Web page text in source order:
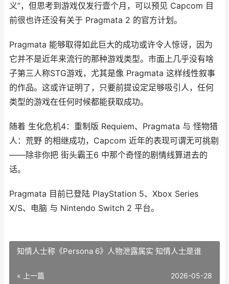
义”，但思考到游戏仅发行壹个月，可以预见 Capcom 目
前很也许还没有关于 Pragmata 2 的官方计划。
Pragmata 能够取得如此巨大的成功或许令人惊讶，因为
它并不是近年来流行的那种游戏类型。市面上几乎没有啥
子第三人称STG游戏，尤其是像 Pragmata 这样线性叙事
的作品。这或许证明了，只要前提设定足够吸引人，任何
类型的游戏在任何时候都能获取成功。
随着 生化危机4：重制版 Requiem、Pragmata 与 怪物猎
人：荒野 的相继成功，Capcom 近年的表现可谓无可挑剔
——除非你把 街头霸王6 中那个奇怪的剧情线算进去的
话。
Pragmata 目前已登陆 PlayStation 5、Xbox Series
X/S、电脑 与 Nintendo Switch 2 平台。
知情人士称《Persona 6》人物泄露属实 知情人士是谁
« 上一篇 2026-05-28